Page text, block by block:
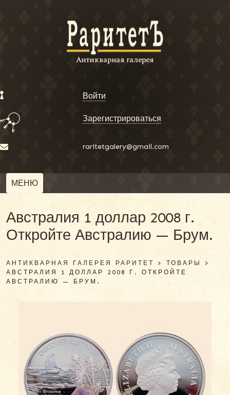
Войти
Зарегистрироваться
raritetgalery@gmail.com
МЕНЮ
Австралия 1 доллар 2008 г.
Откройте Австралию — Брум.
АНТИКВАРНАЯ ГАЛЕРЕЯ РАРИТЕТ > ТОВАРЫ >
АВСТРАЛИЯ 1 ДОЛЛАР 2008 Г. ОТКРОЙТЕ
АВСТРАЛИЮ — БРУМ.